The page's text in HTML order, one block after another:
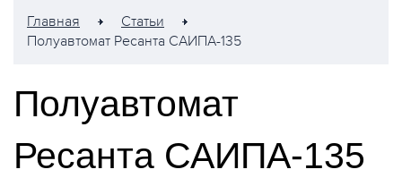
Главная
Статьи
Полуавтомат Ресанта САИПА-135
Полуавтомат
Ресанта САИПА-135